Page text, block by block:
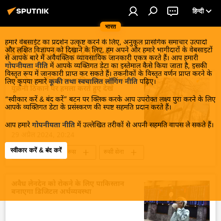
भारत
हिन्दी
हमारे वेबसाईट का प्रदर्शन उत्कृष्ट करने के लिए, अनुकूल प्रासंगिक समाचार उत्पादों
और लक्षित विज्ञापन को दिखाने के लिए, हम अपने और हमारे भागीदारों के वेबसाइटों
से आपके बारे में अवैयक्तिक व्यावसायिक जानकारी एकत्र करते हैं। आप हमारी
गोपनीयता नीति में आपके व्यक्तिगत डेटा का इस्तेमाल कैसे किया जाता है, इसकी
विस्तृत रूप में जानकारी प्राप्त कर सकते हैं। तकनीकों के विस्तृत वर्णन प्राप्त करने के
लिए कृपया हमारे कूकी तथा स्वचालित लॉगिंग नीति पढ़िए।
“स्वीकार करें & बंद करें” बटन पर क्लिक करके आप उपरोक्त लक्ष्य पुरा करने के लिए
आपके व्यक्तिगत डेटा के प्रसंस्करण की स्पष्ट सहमति प्रदान करते हैं।
आप हमारे गोपनीयता नीति में उल्लेखित तरीकों से अपनी सहमति वापस ले सकते हैं।
स्वीकार करें & बंद करें
खबरें - 29.04.2024
रूस के अकात्सिया स्व-चालित तोपखाने को
यूक्रेनी ठिकाने पर हमला करते हुए देखें
यूक्रेन संकट रूस
रूसी सेना